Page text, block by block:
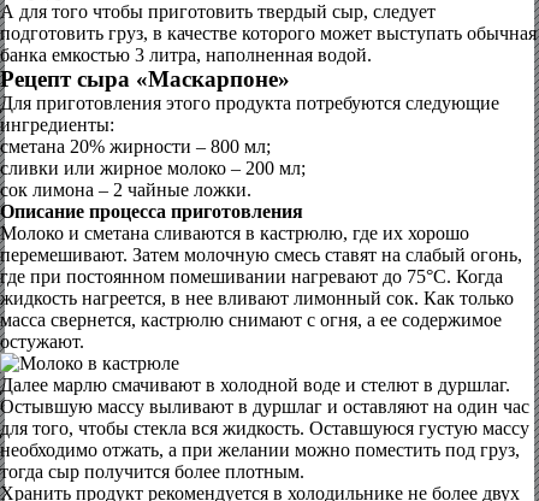
А для того чтобы приготовить твердый сыр, следует
подготовить груз, в качестве которого может выступать обычная
банка емкостью 3 литра, наполненная водой.
Рецепт сыра «Маскарпоне»
Для приготовления этого продукта потребуются следующие
ингредиенты:
сметана 20% жирности – 800 мл;
сливки или жирное молоко – 200 мл;
сок лимона – 2 чайные ложки.
Описание процесса приготовления
Молоко и сметана сливаются в кастрюлю, где их хорошо
перемешивают. Затем молочную смесь ставят на слабый огонь,
где при постоянном помешивании нагревают до 75°С. Когда
жидкость нагреется, в нее вливают лимонный сок. Как только
масса свернется, кастрюлю снимают с огня, а ее содержимое
остужают.
Далее марлю смачивают в холодной воде и стелют в дуршлаг.
Остывшую массу выливают в дуршлаг и оставляют на один час
для того, чтобы стекла вся жидкость. Оставшуюся густую массу
необходимо отжать, а при желании можно поместить под груз,
тогда сыр получится более плотным.
Хранить продукт рекомендуется в холодильнике не более двух